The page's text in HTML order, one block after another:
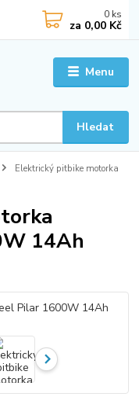
Menu
Hledat
0 ks
za 0,00 Kč
Elektrický pitbike motorka
14Ah